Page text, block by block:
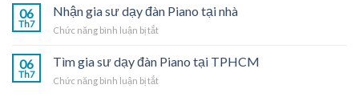
Piano
gia
dạy
Piano
06
Th7
Nhận gia sư dạy đàn Piano tại nhà
Chức năng bình luận bị tắtở
gia
dạy
06
Th7
Tìm gia sư dạy đàn Piano tại TPHCM
Chức năng bình luận bị tắtở